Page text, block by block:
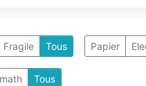
Fragile Tous Papier
Tous